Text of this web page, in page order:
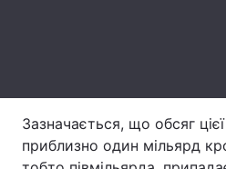
Зазначається, що обсяг
приблизно один мільярд